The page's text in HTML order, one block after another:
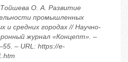
О. А. Развитие
промышленных
и средних городах // Научно-
журнал «Концепт». –
– URL: https://e-